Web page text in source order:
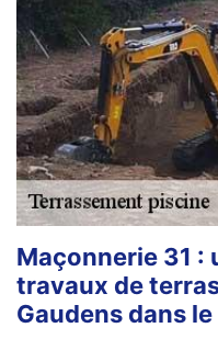
Maçonnerie 31 :
travaux de
Gaudens dans